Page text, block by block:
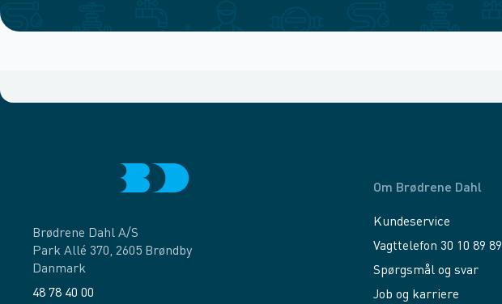
Brødrene Dahl A/S
Park Allé 370, 2605 Brøndby
Danmark
48 78 40 00
Om Brødrene Dahl
Kundeservice
Vagttelefon 30 10 89 89
Spørgsmål og svar
Job og karriere